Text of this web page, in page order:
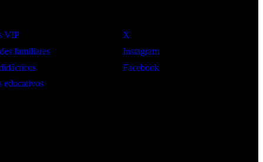
VIP
familiares
educativos
X
Instagram
Facebook